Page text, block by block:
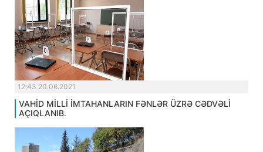
12:43 20.06.2021
VAHİD MİLLİ İMTAHANLARIN FƏNLƏR ÜZRƏ CƏDVƏLİ
AÇIQLANIB.